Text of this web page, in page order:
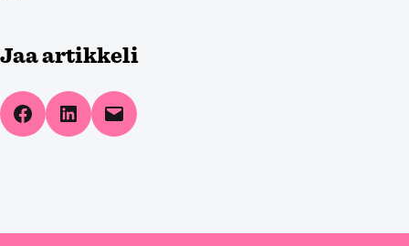
Jaa artikkeli
Share on Facebook
Share on LinkedIn
Email this Page